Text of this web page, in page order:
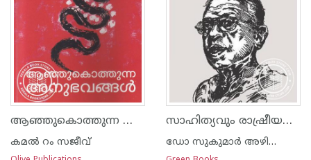
ആഞ്ഞുകൊത്തുന്ന അനുഭവങ്ങള്‍
കമല്‍ റം സജീവ്
സാഹിത്യവും രാഷ്രീയവും
ഡോ സുകുമാര്‍ അഴിക്കോട്